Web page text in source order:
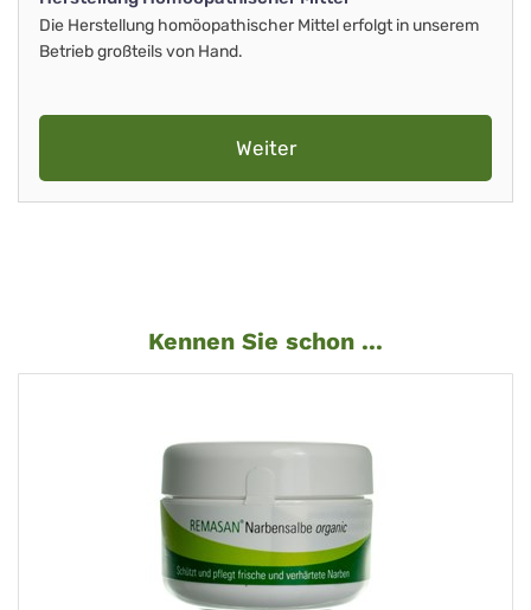
Die Herstellung homöopathischer Mittel erfolgt in unserem
Betrieb großteils von Hand.
Weiter
Kennen Sie schon ...